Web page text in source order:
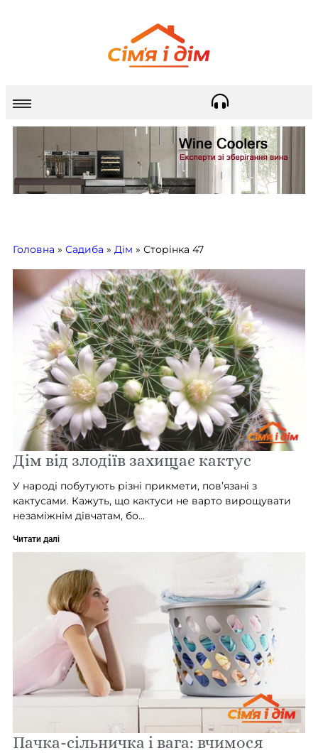
Головна » Садиба » Дім » Сторінка 47
Дім від злодіїв захищає кактус
У народі побутують різні прикмети, пов’язані з
кактусами. Кажуть, що кактуси не варто вирощувати
незаміжнім дівчатам, бо…
Читати далі
Пачка-сільничка і вага: вчимося